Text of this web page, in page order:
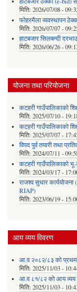
मिति: 2026/07/08 -
फोहरमैला व्यवस्थापन
मिति: 2026/07/07 -
हाटबजार सिलबन्दी
मिति: 2026/06/26 -
योजना तथा परियोजना
कटहरी गाउँपालिकाको
मिति: 2025/07/10 -
कटहरी गाउँपालिकाको
मिति: 2025/07/07 -
विपद पुर्व तयारी तथा
मिति: 2024/07/11 -
कटहरी गाउँपालिकाको
मिति: 2024/03/17 -
राजश्व सुधार
RIAP)
मिति: 2023/06/19 -
आय व्यय विवरण
आ.व २०८२/८३ को प्रथम
मिति: 2025/11/03 -
आ.व ८१/८२ को आय व्यय
मिति: 2025/11/03 -